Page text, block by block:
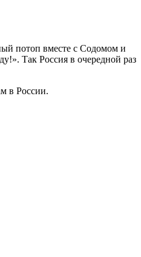
потоп вместе с Содомом и
Так Россия в очередной раз
в России.